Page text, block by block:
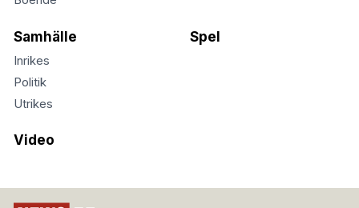
Samhälle
Inrikes
Politik
Utrikes
Spel
Video